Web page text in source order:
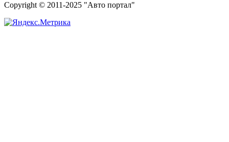
Copyright © 2011-2025 "Авто портал"